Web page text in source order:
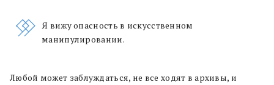
Я вижу опасность в искусственном
манипулировании.
Любой может заблуждаться, не все ходят в архивы, и